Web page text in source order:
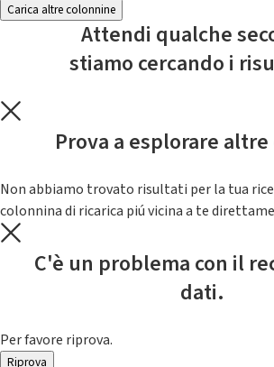
Carica altre colonnine
Attendi qualche
stiamo cercando i
Prova a esplorare
Non abbiamo trovato risultati per la tua
colonnina di ricarica piú vicina a te
C'è un problema con il
dati.
Per favore riprova.
Riprova